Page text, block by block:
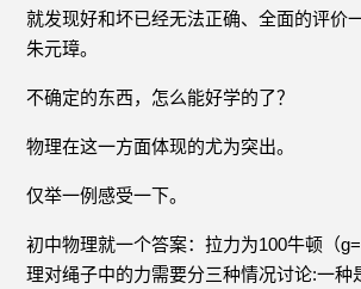
就发现好和坏已经无法正确、全面的评价
朱元璋。
不确定的东西，怎么能好学的了？
物理在这一方面体现的尤为突出。
仅举一例感受一下。
初中物理就一个答案：拉力为100牛顿（
理对绳子中的力需要分三种情况讨论:一种